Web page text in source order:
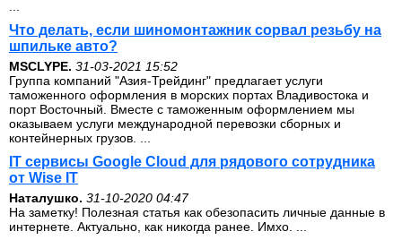
Что делать, если шиномонтажник сорвал резьбу на
шпильке авто?
MSCLYPE. 31-03-2021 15:52
Группа компаний "Азия-Трейдинг" предлагает услуги
таможенного оформления в морских портах Владивостока и
порт Восточный. Вместе с таможенным оформлением мы
оказываем услуги международной перевозки сборных и
контейнерных грузов. ...
IT сервисы Google Cloud для рядового сотрудника
от Wise IT
Наталушко. 31-10-2020 04:47
На заметку! Полезная статья как обезопасить личные данные в
интернете. Актуально, как никогда ранее. Имхо. ...